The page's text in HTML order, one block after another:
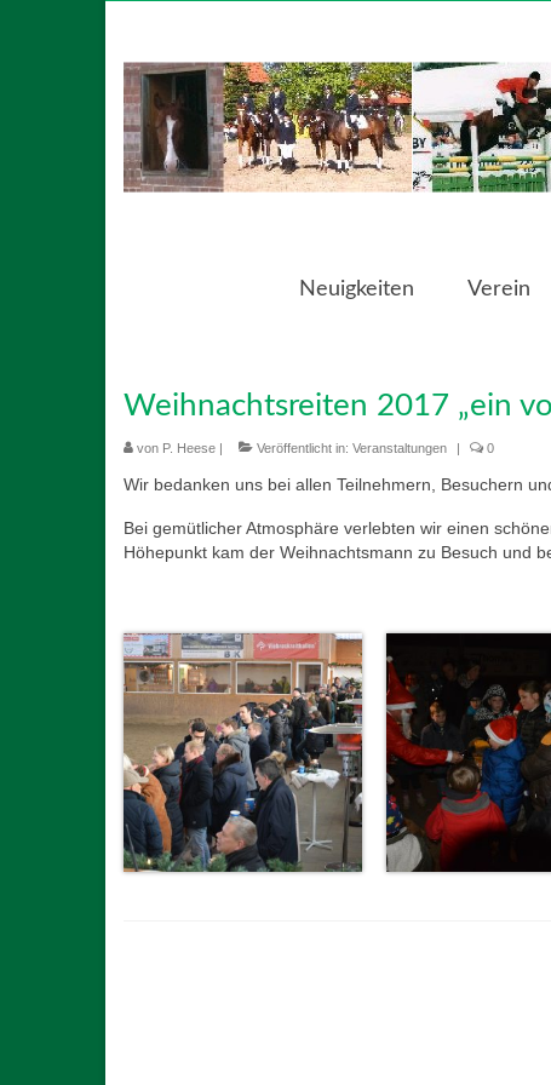
Neuigkeiten Verein
Weihnachtsreiten 2017 „ein
von P. Heese Veröffentlicht in: Veranstaltungen 0
Wir bedanken uns bei allen Teilnehmern, Besuchern
Bei gemütlicher Atmosphäre verlebten wir einen
Höhepunkt kam der Weihnachtsmann zu Besuch und